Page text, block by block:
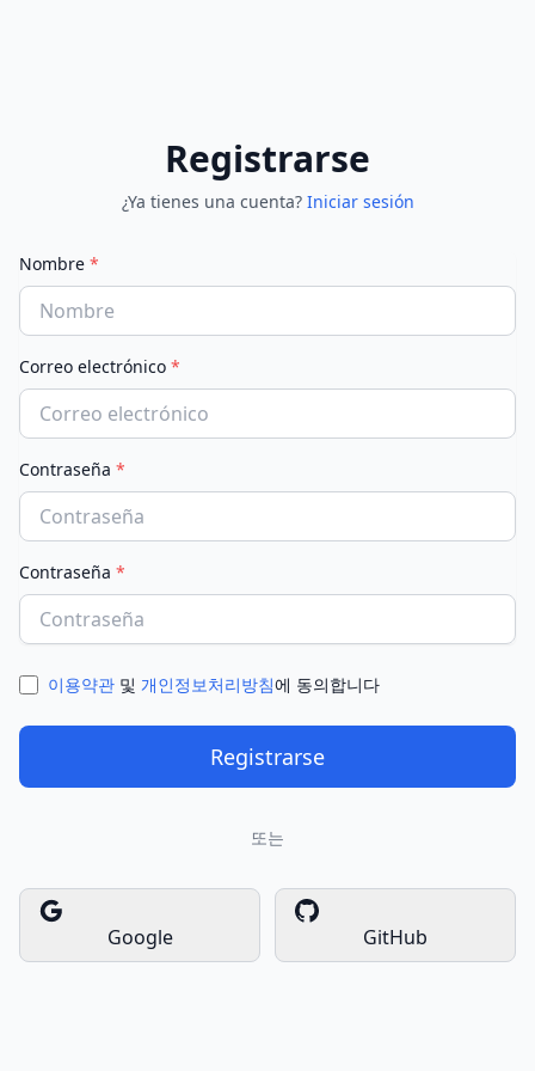
Registrarse
¿Ya tienes una cuenta? Iniciar sesión
Nombre *
Correo electrónico *
Contraseña *
Contraseña *
이용약관 및 개인정보처리방침에 동의합니다
Registrarse
또는
Google GitHub